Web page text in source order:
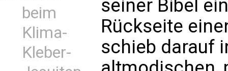
beim
Klima-
Kleber-
seiner Bibel
Rückseite
schieb darauf